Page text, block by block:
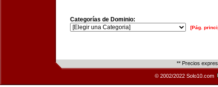
Categorías de Dominio:
[Pág.
** Precios
© 2002/2022 Solo10.com